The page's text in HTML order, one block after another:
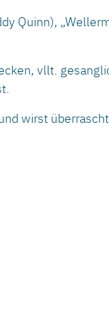
Quinn),
vllt.
wirst